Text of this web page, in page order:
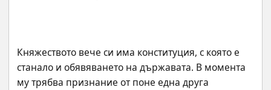
Княжеството вече си има конституция, с която е
станало и обявяването на държавата. В момента
му трябва признание от поне една друга